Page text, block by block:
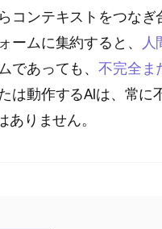
コンテキストをつなぎ
ムに集約すると、
人
であっても、不完全ま
は動作するAIは、常に
りません。